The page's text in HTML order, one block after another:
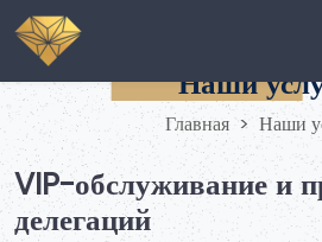
Наши
Главная Наши
VIP-обслуживание и
делегаций